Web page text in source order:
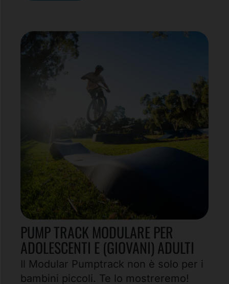
PUMP TRACK MODULARE PER
ADOLESCENTI E (GIOVANI) ADULTI
Il Modular Pumptrack non è solo per i
bambini piccoli. Te lo mostreremo!